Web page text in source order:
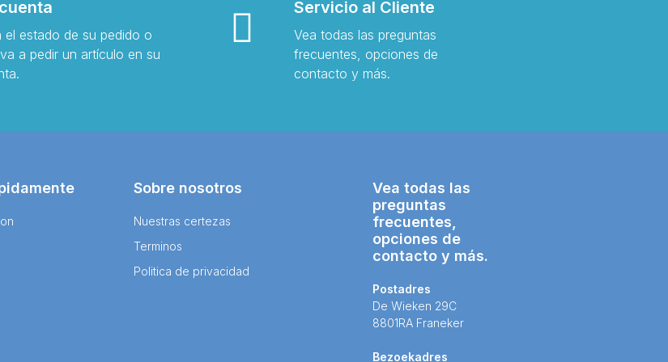
el estado de su pedido o
a pedir un artículo en su
Servicio al Cliente
Vea todas las preguntas
frecuentes, opciones de
contacto y más.
Sobre nosotros
Nuestras certezas
Terminos
Politica de privacidad
Vea todas las
preguntas
frecuentes,
opciones de
contacto y más.
Postadres
De Wieken 29C
8801RA Franeker
Bezoekadres